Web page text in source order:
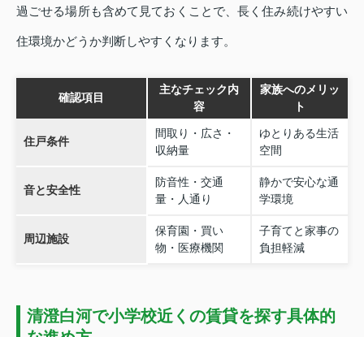
過ごせる場所も含めて見ておくことで、長く住み続けやすい
住環境かどうか判断しやすくなります。
確認項目
主なチェック内
容
家族へのメリッ
ト
住戸条件
間取り・広さ・
収納量
ゆとりある生活
空間
音と安全性
防音性・交通
量・人通り
静かで安心な通
学環境
周辺施設
保育園・買い
物・医療機関
子育てと家事の
負担軽減
清澄白河で小学校近くの賃貸を探す具体的